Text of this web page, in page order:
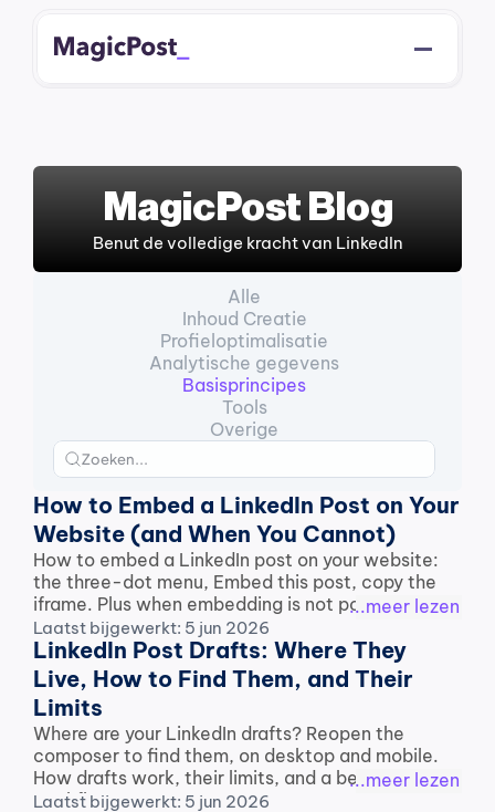
MagicPost Blog
Benut de volledige kracht van LinkedIn
Alle
Inhoud Creatie
Profieloptimalisatie
Analytische gegevens
Basisprincipes
Tools
Overige
How to Embed a LinkedIn Post on Your
Website (and When You Cannot)
How to embed a LinkedIn post on your website:
the three-dot menu, Embed this post, copy the
iframe. Plus when embedding is not possible.
...meer lezen
Laatst bijgewerkt: 5 jun 2026
LinkedIn Post Drafts: Where They
Live, How to Find Them, and Their
Limits
Where are your LinkedIn drafts? Reopen the
composer to find them, on desktop and mobile.
How drafts work, their limits, and a better
workflow.
...meer lezen
Laatst bijgewerkt: 5 jun 2026